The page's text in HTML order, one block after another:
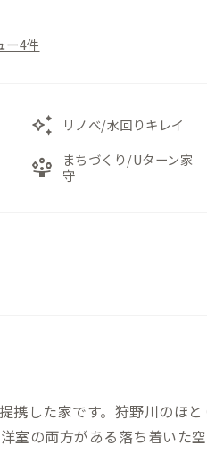
ー4件
auto_awesome リノベ/水回りキレイ
person_play
まちづくり/Uターン家
守
した家です。狩野川のほと
室の両方がある落ち着いた空